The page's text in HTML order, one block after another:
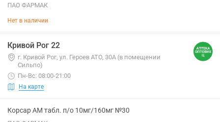
ПАО ФАРМАК
Нет в наличии
Кривой Рог 22
г. Кривой Рог, ул. Героев АТО, 30А (в помещении
Сильпо)
Пн-Вс: 08:00-21:00
На карте
Корсар АМ табл. п/о 10мг/160мг №30